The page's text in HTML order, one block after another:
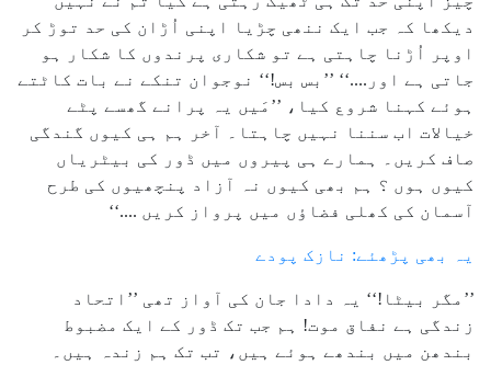
دیکھا کہ جب ایک ننھی چڑیا اپنی اُڑان کی حد توڑ کر
اوپر اُڑنا چاہتی ہے تو شکاری پرندوں کا شکار ہو
جاتی ہے اور....‘‘ ’’بس بس!‘‘ نوجوان تنکے نے بات کاٹتے
ہوئے کہنا شروع کیا، ’’مَیں یہ پرانے گھسے پٹے
خیالات اب سننا نہیں چاہتا۔ آخر ہم ہی کیوں گندگی
صاف کریں۔ ہمارے ہی پیروں میں ڈور کی بیٹریاں
کیوں ہوں ؟ ہم بھی کیوں نہ آزاد پنچھیوں کی طرح
آسمان کی کھلی فضاؤں میں پرواز کریں ....‘‘
یہ بھی پڑھئے: نازک پودے
’’مگر بیٹا!‘‘ یہ دادا جان کی آواز تھی ’’اتحاد
زندگی ہے نفاق موت! ہم جب تک ڈور کے ایک مضبوط
بندھن میں بندھے ہوئے ہیں، تب تک ہم زندہ ہیں۔